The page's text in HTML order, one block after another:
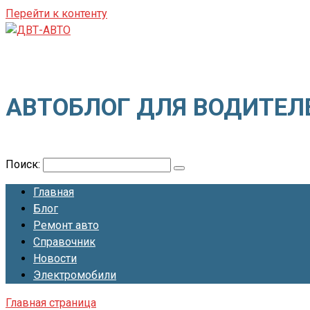
Перейти к контенту
АВТОБЛОГ ДЛЯ
Поиск:
Главная
Блог
Ремонт авто
Справочник
Новости
Электромобили
Главная страница